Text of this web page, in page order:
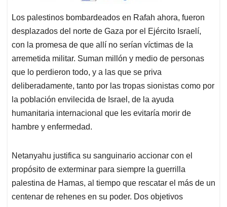
Los palestinos bombardeados en Rafah ahora, fueron
desplazados del norte de Gaza por el Ejército Israelí,
con la promesa de que allí no serían víctimas de la
arremetida militar. Suman millón y medio de personas
que lo perdieron todo, y a las que se priva
deliberadamente, tanto por las tropas sionistas como por
la población envilecida de Israel, de la ayuda
humanitaria internacional que les evitaría morir de
hambre y enfermedad.
Netanyahu justifica su sanguinario accionar con el
propósito de exterminar para siempre la guerrilla
palestina de Hamas, al tiempo que rescatar el más de un
centenar de rehenes en su poder. Dos objetivos